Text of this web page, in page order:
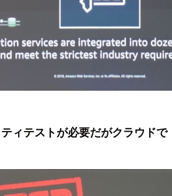
ィテストが必要だがクラウドで